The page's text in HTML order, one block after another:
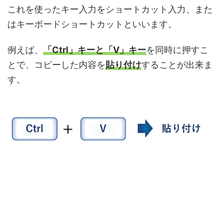
これを使ったキー入力をショートカット入力、また
はキーボードショートカットといいます。
例えば、 「Ctrl」キーと「V」キーを同時に押すこ
とで、コピーした内容を貼り付けすることが出来ま
す。